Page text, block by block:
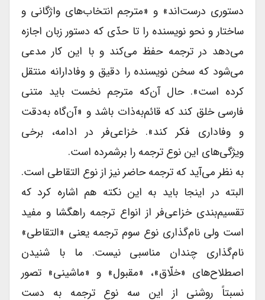
دستوری درست‌اند» و «مترجم انتخاب‌های واژگانی و
ساختار و نحو نویسنده را تا حدّی که دستور زبان اجازه
می‌دهد در ترجمه حفظ می‌کند و با این کار مدعی
می‌شود که سخن نویسنده را دقیق و وفادارانه منتقل
کرده است». حال آن‌که مترجم نخست باید متنی
فارسی خلق کند که قائم‌به‌ذات باشد و «آن‌گاه به‌دقت
و وفاداری فکر کند». خزاعی‌فر در ادامه، برخی
ویژگی‌های این نوع ترجمه را برشمرده است.
به نظر می‌آید که ترجمه حاضر نیز از نوع التقاطی است.
البته در اینجا باید به این نکته هم اشاره کرد که
تقسیم‌بندی خزاعی‌فر از انواع ترجمه راهگشا و مفید
است ولی نام‌گذاری نوع سوم ترجمه یعنی «التقاطی»
نام‌گذاری چندان مناسبی نیست. ما با شنیدن
اصطلاح‌های «خلّاق»، «مقبول» و «ماشینی» تصور
نسبتاً روشنی از این سه نوع ترجمه به دست